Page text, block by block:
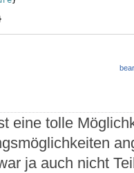
eine tolle
ja auch nicht